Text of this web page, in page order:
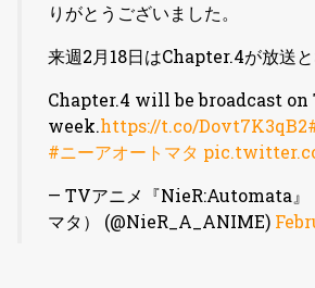
りがとうございました。
来週2月18日はChapter.4が放送と
Chapter.4 will be broadcast
week.https://t.co/Dovt7K3qB2
#ニーアオートマタ
— TVアニメ『NieR:Automata』
マタ） (@NieR_A_ANIME)